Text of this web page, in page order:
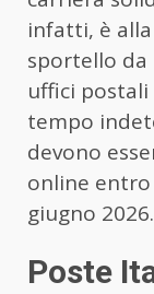
infatti, è
sportello da
uffici
tempo
devono
online entro
giugno 2026.
Poste